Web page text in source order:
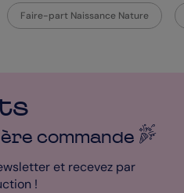
Faire-part Naissance Nature
commande
et recevez par
!